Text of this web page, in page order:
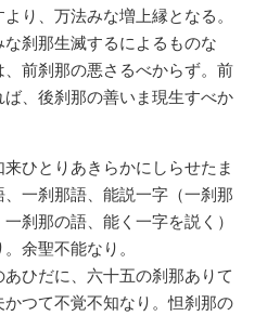
り、万法みな増上縁となる。
刹那生滅するによるものな
、前刹那の悪さるべからず。前
、後刹那の善いま現生すべか
ひとりあきらかにしらせたま
一刹那語、能説一字（一刹那
刹那の語、能く一字を説く）
余聖不能なり。
ひだに、六十五の刹那ありて
つて不覚不知なり。怛刹那の